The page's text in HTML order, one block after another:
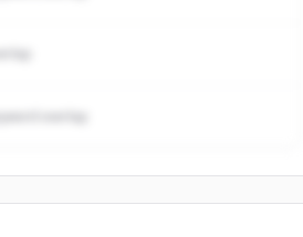
overlap